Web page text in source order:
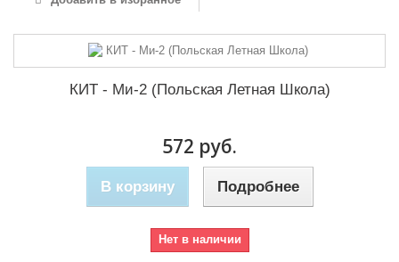
КИТ - Ми-2 (Польская Летная Школа)
572 руб.
В корзину Подробнее
Нет в наличии